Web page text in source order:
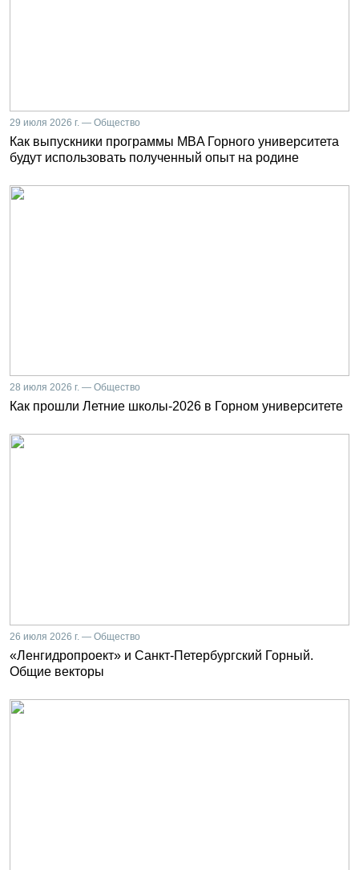
29 июля 2026 г. — Общество
Как выпускники программы MBA Горного университета
будут использовать полученный опыт на родине
28 июля 2026 г. — Общество
Как прошли Летние школы-2026 в Горном университете
26 июля 2026 г. — Общество
«Ленгидропроект» и Санкт-Петербургский Горный.
Общие векторы